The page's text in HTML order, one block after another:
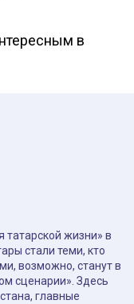
в
татарской жизни» в
стали теми, кто
возможно, станут в
сценарии». Здесь
главные